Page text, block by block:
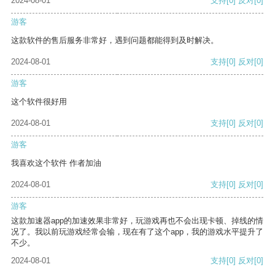
游客
这款软件的售后服务非常好，遇到问题都能得到及时解决。
2024-08-01 支持[0] 反对[0]
游客
这个软件很好用
2024-08-01 支持[0] 反对[0]
游客
我喜欢这个软件 作者加油
2024-08-01 支持[0] 反对[0]
游客
这款加速器app的加速效果非常好，玩游戏再也不会出现卡顿、掉线的情
况了。我以前玩游戏经常会输，现在有了这个app，我的游戏水平提升了
不少。
2024-08-01
支持[0] 反对[0]